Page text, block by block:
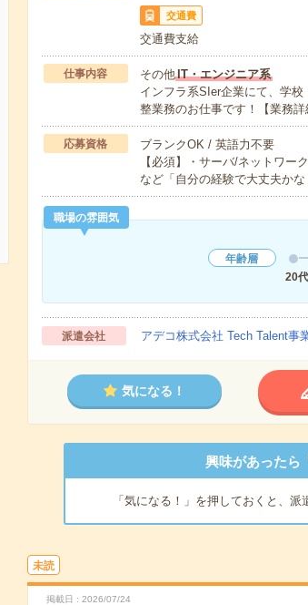
交通費
交通費支給
仕事内容 その他IT・エンジニア系
インフラ系SIer企業にて、学
整業務のお仕事です！【業務
応募資格
ブランクOK / 英語力不要
【必須】・サーバ/ネットワ
など「自分の経験で大丈夫か
職場の雰囲気
年齢層
20代
派遣会社 アデコ株式会社 Tech Talent事
気になる！
興味があったら
「気になる！」を押しておくと、派
未読
掲載日 2026/07/24